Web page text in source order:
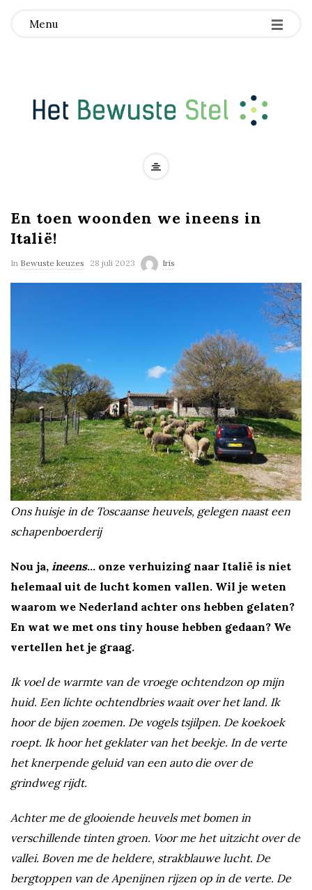
Menu
t
B
u
s
t
e
S
e
l
En toen woonden we ineens in
Italië!
In Bewuste keuzes 28 juli 2023 Iris
Ons huisje in de Toscaanse heuvels, gelegen naast een
schapenboerderij
Nou ja, ineens… onze verhuizing naar Italië is niet
helemaal uit de lucht komen vallen. Wil je weten
waarom we Nederland achter ons hebben gelaten?
En wat we met ons tiny house hebben gedaan? We
vertellen het je graag.
Ik voel de warmte van de vroege ochtendzon op mijn
huid. Een lichte ochtendbries waait over het land. Ik
hoor de bijen zoemen. De vogels tsjilpen. De koekoek
roept. Ik hoor het geklater van het beekje. In de verte
het knerpende geluid van een auto die over de
grindweg rijdt.
Achter me de glooiende heuvels met bomen in
verschillende tinten groen. Voor me het uitzicht over de
vallei. Boven me de heldere, strakblauwe lucht. De
bergtoppen van de Apenijnen rijzen op in de verte. De